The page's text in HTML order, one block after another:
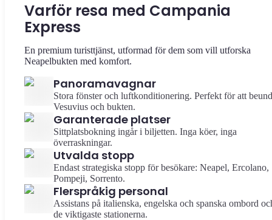
Varför resa med Campania
Express
En premium turisttjänst, utformad för dem som vill utforska
Neapelbukten med komfort.
Panoramavagnar
Stora fönster och luftkonditionering. Perfekt för att
Vesuvius och bukten.
Garanterade platser
Sittplatsbokning ingår i biljetten. Inga köer, inga
överraskningar.
Utvalda stopp
Endast strategiska stopp för besökare: Neapel, Ercolano,
Pompeji, Sorrento.
Flerspråkig personal
Assistans på italienska, engelska och spanska ombord
de viktigaste stationerna.